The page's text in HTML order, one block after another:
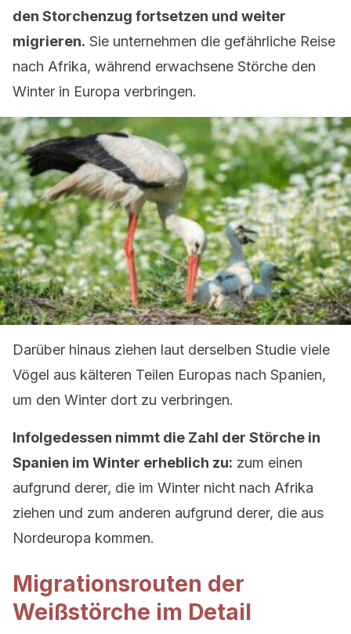
den Storchenzug fortsetzen und weiter
migrieren. Sie unternehmen die gefährliche Reise
nach Afrika, während erwachsene Störche den
Winter in Europa verbringen.
Darüber hinaus ziehen laut derselben Studie viele
Vögel aus kälteren Teilen Europas nach Spanien,
um den Winter dort zu verbringen.
Infolgedessen nimmt die Zahl der Störche in
Spanien im Winter erheblich zu: zum einen
aufgrund derer, die im Winter nicht nach Afrika
ziehen und zum anderen aufgrund derer, die aus
Nordeuropa kommen.
Migrationsrouten der
Weißstörche im Detail